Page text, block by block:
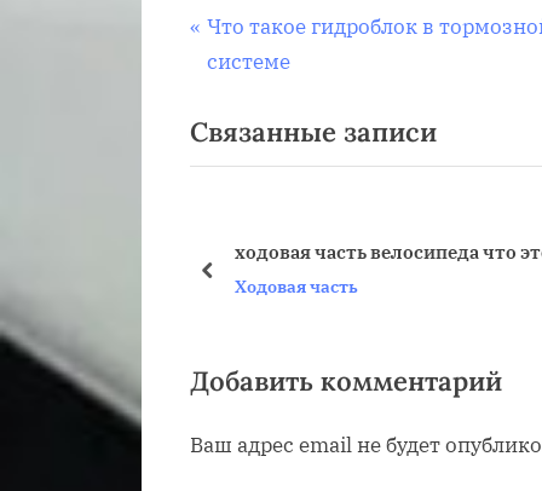
Навигация
записям
П
р
д
ы
щ
з
п
Что такое гидроблок в
системе
Связанные записи
ходовая часть велосипеда что
Ходовая часть
пред
Добавить комментарий
Ваш адрес email не будет